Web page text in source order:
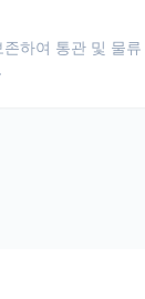
하여 통관 및 물류